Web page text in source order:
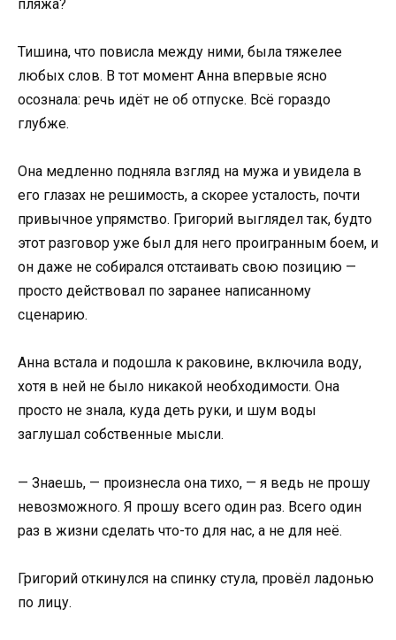
пляжа?
Тишина, что повисла между ними, была тяжелее
любых слов. В тот момент Анна впервые ясно
осознала: речь идёт не об отпуске. Всё гораздо
глубже.
Она медленно подняла взгляд на мужа и увидела в
его глазах не решимость, а скорее усталость, почти
привычное упрямство. Григорий выглядел так, будто
этот разговор уже был для него проигранным боем, и
он даже не собирался отстаивать свою позицию —
просто действовал по заранее написанному
сценарию.
Анна встала и подошла к раковине, включила воду,
хотя в ней не было никакой необходимости. Она
просто не знала, куда деть руки, и шум воды
заглушал собственные мысли.
— Знаешь, — произнесла она тихо, — я ведь не прошу
невозможного. Я прошу всего один раз. Всего один
раз в жизни сделать что-то для нас, а не для неё.
Григорий откинулся на спинку стула, провёл ладонью
по лицу.